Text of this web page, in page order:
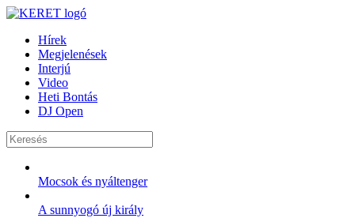
Hírek
Megjelenések
Interjú
Video
Heti Bontás
DJ Open
Mocsok és nyáltenger
A sunnyogó új király